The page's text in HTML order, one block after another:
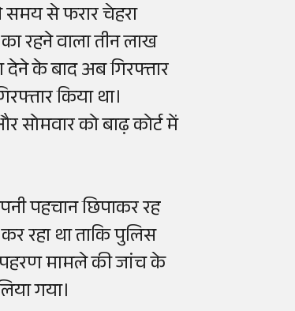
से फरार चेहरा
रहने वाला तीन लाख
देने के बाद अब गिरफ्तार
किया था।
सोमवार को बाढ़ कोर्ट में
पहचान छिपाकर रह
रहा था ताकि पुलिस
मामले की जांच के
गया।